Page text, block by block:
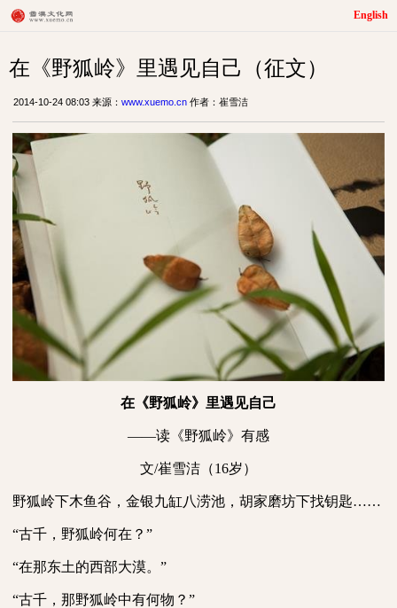
English
在《野狐岭》里遇见自己（征文）
2014-10-24 08:03 来源： www.xuemo.cn 作者：崔雪洁
在《野狐岭》里遇见自己
——读《野狐岭》有感
文/崔雪洁（16岁）
野狐岭下木鱼谷，金银九缸八涝池，胡家磨坊下找钥匙……
“古千，野狐岭何在？”
“在那东土的西部大漠。”
“古千，那野狐岭中有何物？”